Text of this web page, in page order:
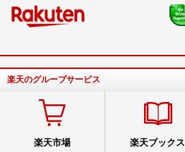
楽天のグループサービス
楽天市場 楽天ブックス